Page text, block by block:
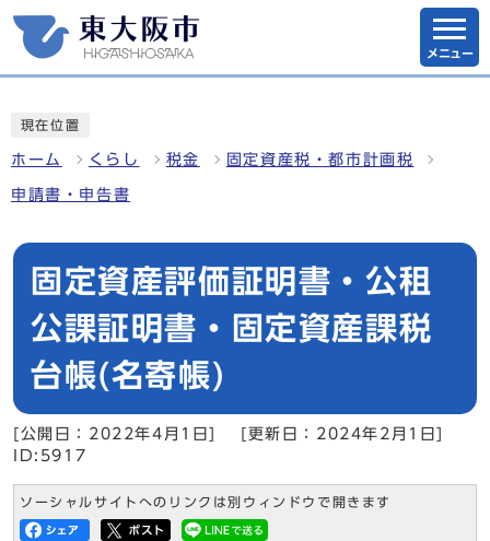
メニュー
現在位置
ホーム くらし 税金 固定資産税・都市計画税
申請書・申告書
固定資産評価証明書・公租
公課証明書・固定資産課税
台帳(名寄帳)
[公開日：2022年4月1日]
[更新日：2024年2月1日]
ID:5917
ソーシャルサイトへのリンクは別ウィンドウで開きます